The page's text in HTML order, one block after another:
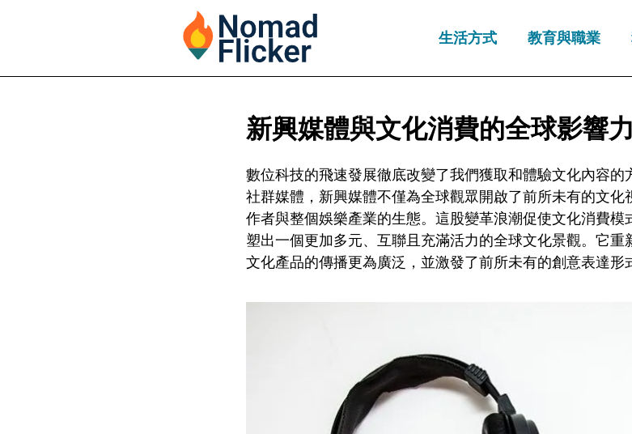
生活方式 教育與職業
新興媒體與文化消費的全球影響力
數位科技的飛速發展徹底改變了我們獲取和體驗文化內容
社群媒體，新興媒體不僅為全球觀眾開啟了前所未有的文
作者與整個娛樂產業的生態。這股變革浪潮促使文化消費
塑出一個更加多元、互聯且充滿活力的全球文化景觀。它
文化產品的傳播更為廣泛，並激發了前所未有的創意表達形